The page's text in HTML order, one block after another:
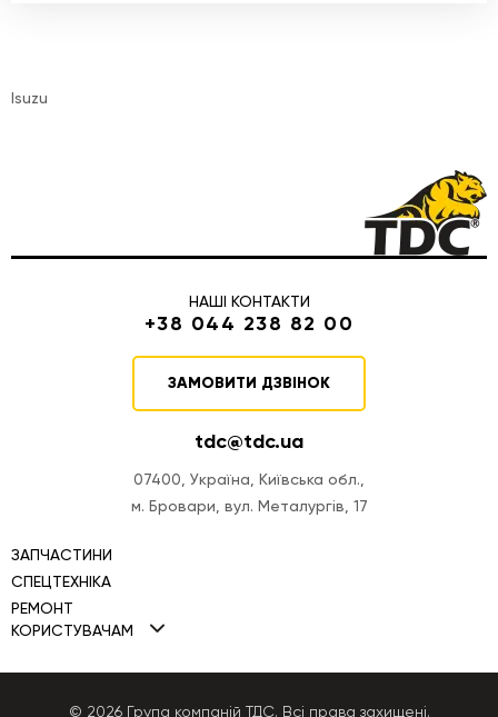
Isuzu
ЗАПЧАСТИНИ
СПЕЦТЕХНІКА
Міні навантажувачі TDC
РЕМОНТ
КОРИСТУВАЧАМ
Політика Cookies
Політика конфіденційності
НАШІ КОНТАКТИ
+38 044 238 82 00
ЗАМОВИТИ ДЗВІНОК
tdc@tdc.ua
07400, Україна, Київська обл.,
м. Бровари, вул. Металургів, 17
© 2026 Група компаній ТДС. Всі права захищені.